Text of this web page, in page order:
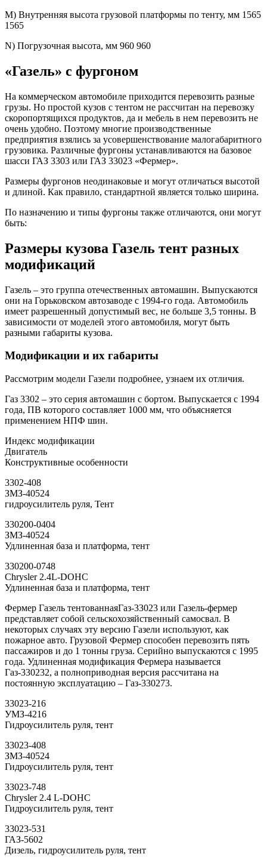
M) Внутренняя высота грузовой платформы по тенту, мм 1565
1565
N) Погрузочная высота, мм 960 960
«Газель» с фургоном
На коммерческом автомобиле приходится перевозить разные
грузы. Но простой кузов с тентом не рассчитан на перевозку
скоропортящихся продуктов, да и мебель в нем перевозить не
очень удобно. Поэтому многие производственные
предприятия взялись за усовершенствование малогабаритного
грузовика. Различные фургоны устанавливаются на базовое
шасси ГАЗ 3303 или ГАЗ 33023 «Фермер».
Размеры фургонов неодинаковые и могут отличаться высотой
и длиной. Как правило, стандартной является только ширина.
По назначению и типы фургоны также отличаются, они могут
быть:
Размеры кузова Газель тент разных
модификаций
Газель – это группа отечественных автомашин. Выпускаются
они на Горьковском автозаводе с 1994-го года. Автомобиль
имеет разрешенный допустимый вес, не больше 3,5 тонны. В
зависимости от моделей этого автомобиля, могут быть
разными габариты кузова.
Модификации и их габариты
Рассмотрим модели Газели подробнее, узнаем их отличия.
Газ 3302 – это серия автомашин с бортом. Выпускается с 1994
года, ПВ которого составляет 1000 мм, что объясняется
применением НПФ шин.
Индекс модификации
Двигатель
Конструктивные особенности
3302-408
ЗМЗ-40524
гидроусилитель руля, Тент
330200-0404
ЗМЗ-40524
Удлиненная база и платформа, тент
330200-0748
Chrysler 2.4L-DOHC
Удлиненная база и платформа, тент
Фермер Газель тентованнаяГаз-33023 или Газель-фермер
представляет собой сельскохозяйственный самосвал. В
некоторых случаях эту версию Газели используют, как
пожарное авто. Грузовой Фермер способен перевозить пять
пассажиров и до 1 тонны груза. Серийно выпускаются с 1995
года. Удлиненная модификация Фермера называется
Газ-330232, а полноприводная версия рассчитана на
постоянную эксплуатацию – Газ-330273.
33023-216
УМЗ-4216
Гидроусилитель руля, тент
33023-408
ЗМЗ-40524
Гидроусилитель руля, тент
33023-748
Chrysler 2.4 L-DOHC
Гидроусилитель руля, тент
33023-531
ГАЗ-5602
Дизель, гидроусилитель руля, тент